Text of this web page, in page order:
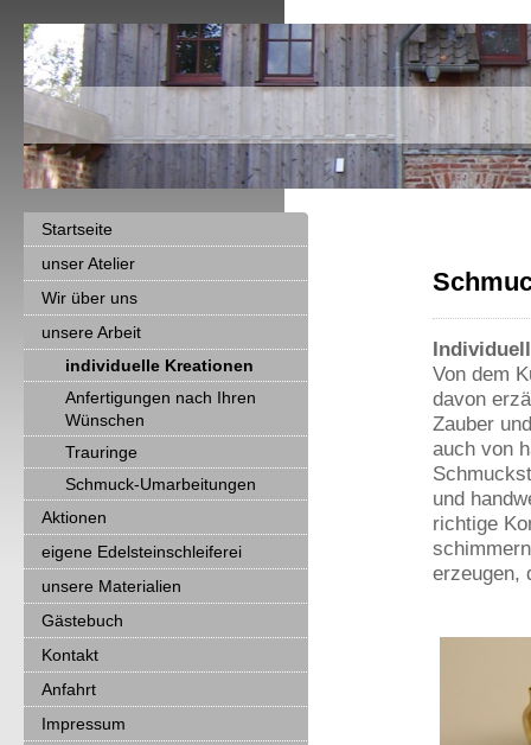
Von dem
davon
Zauber
auch von
und
richtige
erzeugen,
Startseite
unser Atelier
Wir über uns
unsere Arbeit
individuelle Kreationen
Anfertigungen nach Ihren
Wünschen
Trauringe
Schmuck-Umarbeitungen
Aktionen
eigene Edelsteinschleiferei
unsere Materialien
Gästebuch
Kontakt
Anfahrt
Impressum